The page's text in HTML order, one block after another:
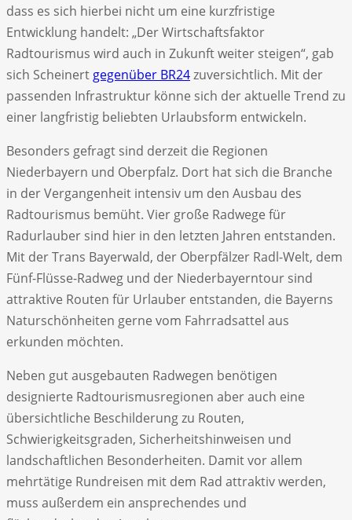
dass es sich hierbei nicht um eine kurzfristige
Entwicklung handelt: „Der Wirtschaftsfaktor
Radtourismus wird auch in Zukunft weiter steigen“, gab
sich Scheinert gegenüber BR24zuversichtlich. Mit der
passenden Infrastruktur könne sich der aktuelle Trend zu
einer langfristig beliebten Urlaubsform entwickeln.
Besonders gefragt sind derzeit die Regionen
Niederbayern und Oberpfalz. Dort hat sich die Branche
in der Vergangenheit intensiv um den Ausbau des
Radtourismus bemüht. Vier große Radwege für
Radurlauber sind hier in den letzten Jahren entstanden.
Mit der Trans Bayerwald, der Oberpfälzer Radl-Welt, dem
Fünf-Flüsse-Radweg und der Niederbayerntour sind
attraktive Routen für Urlauber entstanden, die Bayerns
Naturschönheiten gerne vom Fahrradsattel aus
erkunden möchten.
Neben gut ausgebauten Radwegen benötigen
designierte Radtourismusregionen aber auch eine
übersichtliche Beschilderung zu Routen,
Schwierigkeitsgraden, Sicherheitshinweisen und
landschaftlichen Besonderheiten. Damit vor allem
mehrtätige Rundreisen mit dem Rad attraktiv werden,
muss außerdem ein ansprechendes und